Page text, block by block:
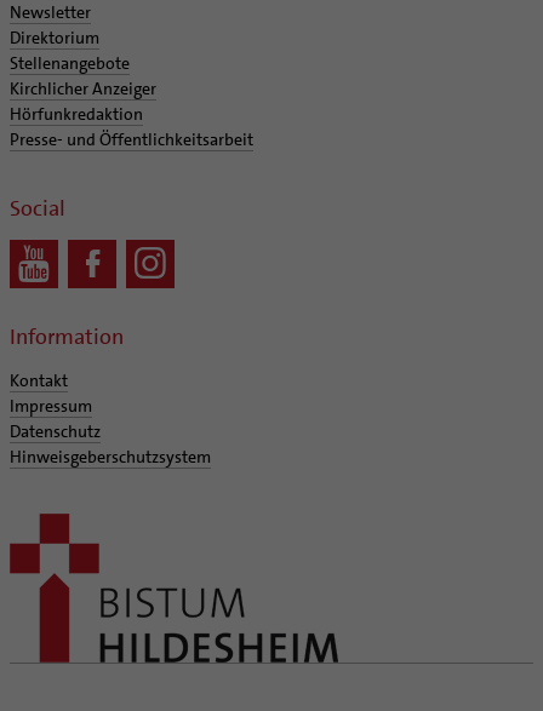
Newsletter
Direktorium
Stellenangebote
Kirchlicher Anzeiger
Hörfunkredaktion
Presse- und Öffentlichkeitsarbeit
Social
Information
Kontakt
Impressum
Datenschutz
Hinweisgeberschutzsystem